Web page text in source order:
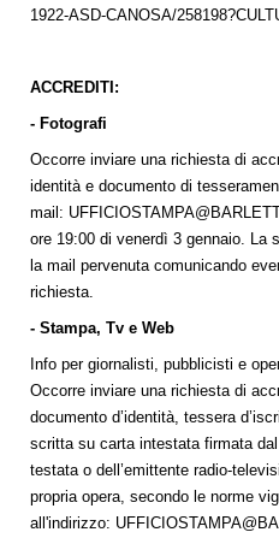
1922-ASD-CANOSA/
ACCREDITI:
- Fotografi
Occorre inviare una richiesta di
identità e documento di
mail:
ore 19:00 di venerdì 3 gennaio. La
la mail pervenuta comunicando
richiesta.
- Stampa, Tv e Web
Info per giornalisti, pubblicisti e
Occorre inviare una richiesta di
documento d’identità, tessera
scritta su carta intestata firmata
testata o dell’emittente radio-
propria opera, secondo le norme
all'indirizzo: